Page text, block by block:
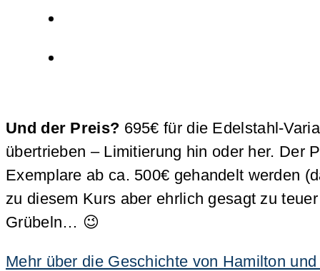
Und der Preis? 695€ für die Edelstahl-
übertrieben – Limitierung hin oder her. Der
Exemplare ab ca. 500€ gehandelt werden
zu diesem Kurs aber ehrlich gesagt zu
Grübeln… 😉
Mehr über die Geschichte von Hamilton